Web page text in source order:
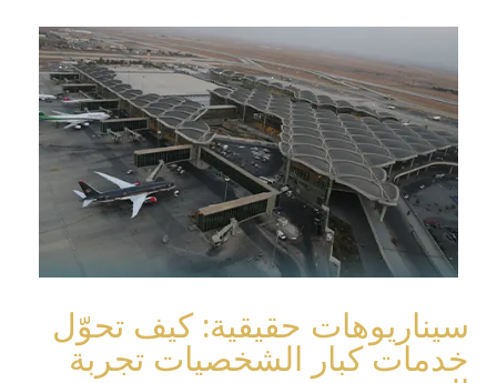
سيناريوهات حقيقية: كيف تحوّل
خدمات كبار الشخصيات تجربة